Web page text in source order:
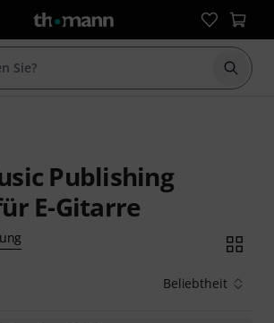
Suche
Publishing
E-Gitarre
Beliebtheit